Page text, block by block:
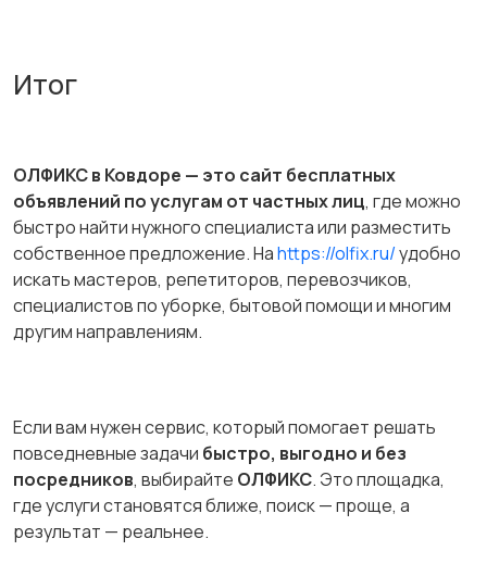
Итог
ОЛФИКС в Ковдоре — это сайт бесплатных
объявлений по услугам от частных лиц, где можно
быстро найти нужного специалиста или разместить
собственное предложение. Наhttps://olfix.ru/удобно
искать мастеров, репетиторов, перевозчиков,
специалистов по уборке, бытовой помощи и многим
другим направлениям.
Если вам нужен сервис, который помогает решать
повседневные задачи быстро, выгодно и без
посредников, выбирайте ОЛФИКС. Это площадка,
где услуги становятся ближе, поиск — проще, а
результат — реальнее.